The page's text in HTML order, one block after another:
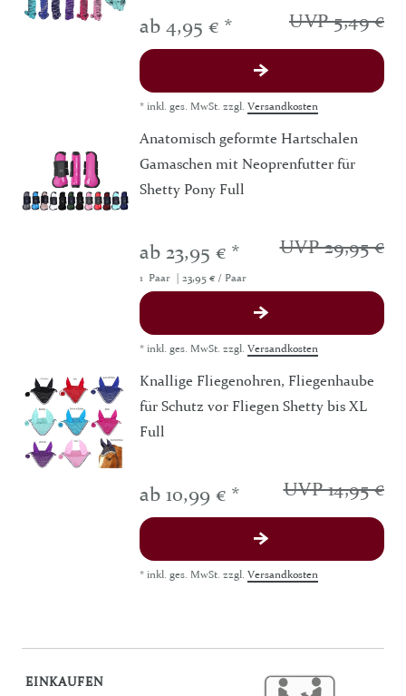
UVP 5,49 €
ab 4,95 € *
* inkl. ges. MwSt. zzgl. Versandkosten
Anatomisch geformte Hartschalen
Gamaschen mit Neoprenfutter für
Shetty Pony Full
UVP 29,95 €
ab 23,95 € *
1 Paar | 23,95 € / Paar
* inkl. ges. MwSt. zzgl. Versandkosten
Knallige Fliegenohren, Fliegenhaube
für Schutz vor Fliegen Shetty bis XL
Full
UVP 14,95 €
ab 10,99 € *
* inkl. ges. MwSt. zzgl. Versandkosten
EINKAUFEN